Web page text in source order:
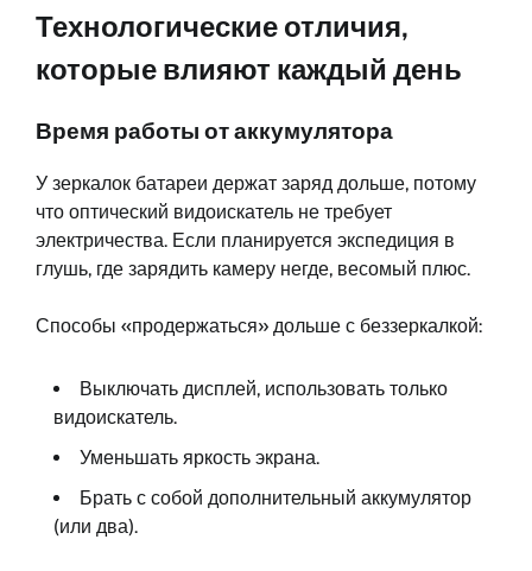
Технологические отличия,
которые влияют каждый день
Время работы от аккумулятора
У зеркалок батареи держат заряд дольше, потому
что оптический видоискатель не требует
электричества. Если планируется экспедиция в
глушь, где зарядить камеру негде, весомый плюс.
Способы «продержаться» дольше с беззеркалкой:
Выключать дисплей, использовать только
видоискатель.
Уменьшать яркость экрана.
Брать с собой дополнительный аккумулятор
(или два).